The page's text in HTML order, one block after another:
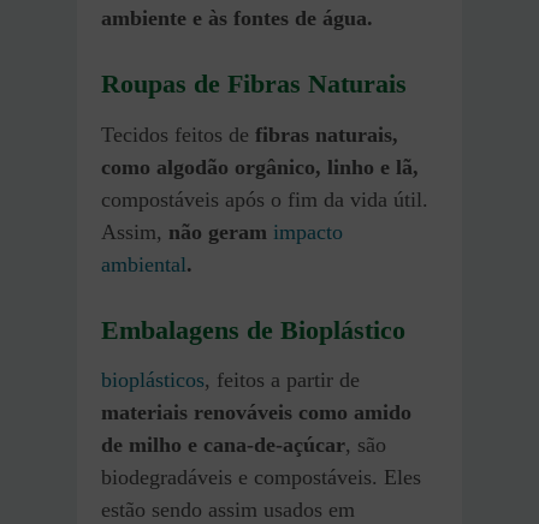
ambiente e às fontes de água.
Roupas de Fibras Naturais
Tecidos feitos de fibras naturais,
como algodão orgânico, linho e lã,
compostáveis após o fim da vida útil.
Assim, não geram impacto
ambiental.
Embalagens de Bioplástico
bioplásticos, feitos a partir de
materiais renováveis como amido
de milho e cana-de-açúcar, são
biodegradáveis e compostáveis. Eles
estão sendo assim usados em